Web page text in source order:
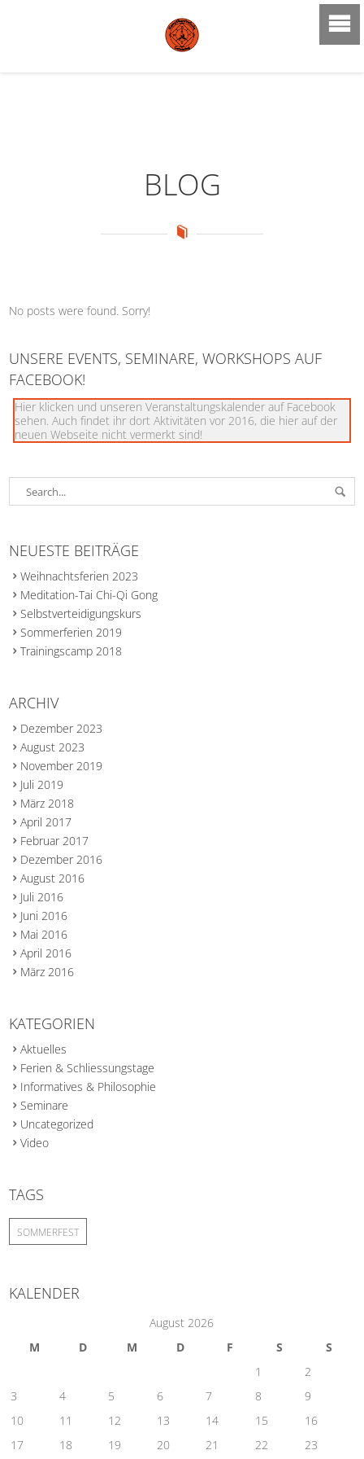
BLOG
No posts were found. Sorry!
UNSERE EVENTS, SEMINARE, WORKSHOPS AUF
FACEBOOK!
Hier klicken und unseren Veranstaltungskalender auf Facebook
sehen. Auch findet ihr dort Aktivitäten vor 2016, die hier auf der
neuen Webseite nicht vermerkt sind!
NEUESTE BEITRÄGE
Weihnachtsferien 2023
Meditation-Tai Chi-Qi Gong
Selbstverteidigungskurs
Sommerferien 2019
Trainingscamp 2018
ARCHIV
Dezember 2023
August 2023
November 2019
Juli 2019
März 2018
April 2017
Februar 2017
Dezember 2016
August 2016
Juli 2016
Juni 2016
Mai 2016
April 2016
März 2016
KATEGORIEN
Aktuelles
Ferien & Schliessungstage
Informatives & Philosophie
Seminare
Uncategorized
Video
TAGS
SOMMERFEST
KALENDER
August 2026
M
D M D F S
S
1
2
3
4 5 6 7 8
9
10
11 12 13 14 15
16
17
18 19 20 21 22 23